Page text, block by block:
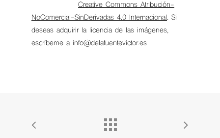
Creative Commons Atribución-
NoComercial-SinDerivadas 4.0 Internacional. Si
deseas adquirir la licencia de las imágenes,
escríbeme a info@delafuentevictor.es